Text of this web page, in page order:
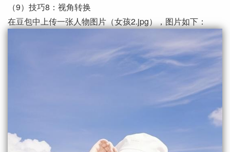
（9）技巧8：视角转换
在豆包中上传一张人物图片（女孩2.jpg），图片如下：